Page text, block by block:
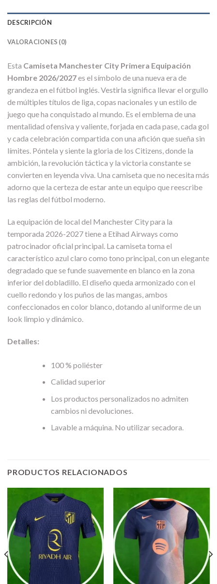
DESCRIPCIÓN
VALORACIONES (0)
Esta Camiseta Manchester City Primera Equipación
Hombre 2026/2027es el símbolo de una nueva era de
grandeza en el fútbol inglés. Vestirla significa llevar el orgullo
de múltiples títulos de liga, copas nacionales y un estilo de
juego que ha conquistado al mundo. Es el emblema de una
mentalidad ofensiva y valiente, forjada en cada pase, cada gol
y cada celebración compartida con una afición que sueña sin
límites. Póntela y siente la gloria de los Citizens, donde la
ambición, la revolución táctica y la victoria constante se
convierten en leyenda viva. Una camiseta que no necesita más
adorno que la certeza de estar ante un equipo que reescribe
las reglas del fútbol moderno.
La equipación de local del Manchester City para la
temporada 2026-2027 tiene a Etihad Airways como
patrocinador oficial principal. La camiseta toma el
característico azul claro como tono principal, con un elegante
degradado que se funde suavemente en blanco en la zona
inferior del dobladillo. El diseño queda armonizado con el
cuello redondo y los puños de las mangas, ambos
confeccionados en color blanco, dotando al uniforme de un
look limpio y dinámico.
Detalles:
100 % poliéster
Calidad superior
Los productos personalizados no admiten
cambios ni devoluciones.
Lavable a máquina. No utilizar secadora.
PRODUCTOS RELACIONADOS